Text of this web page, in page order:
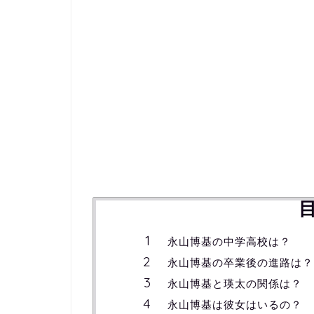
永山博基の中学高校は？
永山博基の卒業後の進路は？
永山博基と瑛太の関係は？
永山博基は彼女はいるの？